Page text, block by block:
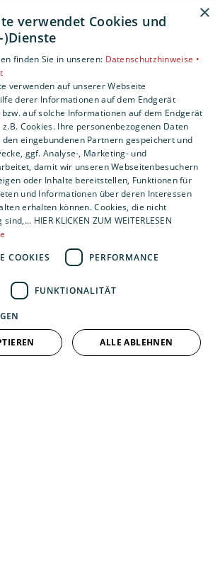
YOUTUBE
BEWERBER
DATENSCHUTZBELEHRUNG
|Datenschutz
GmbH
Str. 74
×
verwendet Cookies und
finden Sie in unseren: Datenschutzhinweise •
verwenden auf unserer Webseite
derer Informationen auf dem Endgerät
auf solche Informationen auf dem Endgerät
Cookies. Ihre personenbezogenen Daten
eingebundenen Partnern gespeichert und
ggf. Analyse-, Marketing- und
damit wir unseren Webseitenbesuchern
oder Inhalte bereitstellen, Funktionen für
und Informationen über deren Interessen
erhalten können. Cookies, die nicht
HIER KLICKEN ZUM WEITERLESEN
COOKIES
PERFORMANCE
FUNKTIONALITÄT
ALLE ABLEHNEN